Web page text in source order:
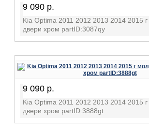
9 090 р.
Kia Optima 2011 2012 2013 2014 2015
двери хром partID:3087qy
9 090 р.
Kia Optima 2011 2012 2013 2014 2015
двери хром partID:3888gt